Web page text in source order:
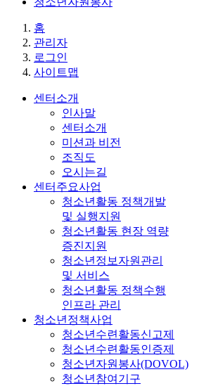
홈
관리자
로그인
사이트맵
센터소개
인사말
센터소개
미션과 비전
조직도
오시는길
센터주요사업
청소년활동 정책개발
및 실행지원
청소년활동 현장 역량
증진지원
청소년정보자원관리
및 서비스
청소년활동 정책수행
인프라 관리
청소년정책사업
청소년수련활동신고제
청소년수련활동인증제
청소년자원봉사(DOVOL)
청소년참여기구